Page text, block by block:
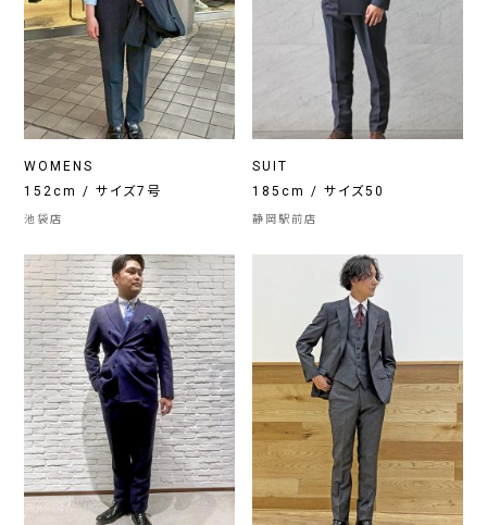
WOMENS
152cm / サイズ7号
池袋店
SUIT
185cm / サイズ50
静岡駅前店